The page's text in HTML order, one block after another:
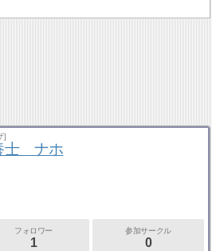
]
士 ナホ
フォロワー
1
参加サークル
0